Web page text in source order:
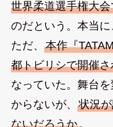
世界柔道選手権大
のだという。本当に
ただ、 本作『
都トビリシで開催
なっていた。舞台
からないが、 状況
ないだろうか。